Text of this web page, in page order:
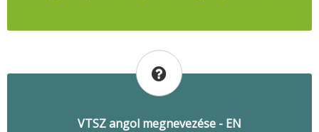
VTSZ angol megnevezése - EN